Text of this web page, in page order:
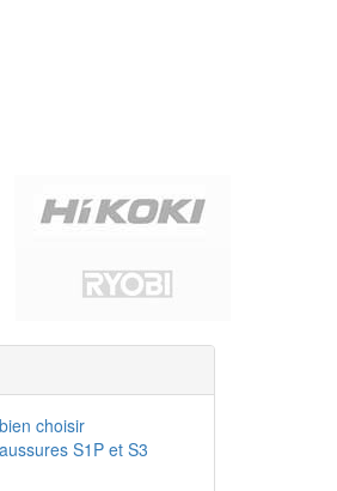
choisir
S1P et S3